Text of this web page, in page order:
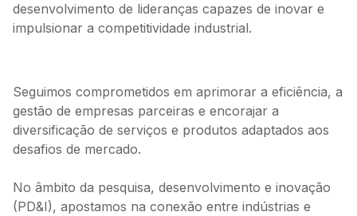
desenvolvimento de lideranças capazes de inovar e
impulsionar a competitividade industrial.
Seguimos comprometidos em aprimorar a eficiência, a
gestão de empresas parceiras e encorajar a
diversificação de serviços e produtos adaptados aos
desafios de mercado.
No âmbito da pesquisa, desenvolvimento e inovação
(PD&I), apostamos na conexão entre indústrias e